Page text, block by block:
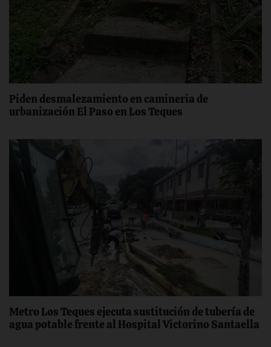
‎Piden desmalezamiento ‎en camineria de
urbanización El Paso en Los Teques
Metro Los Teques ejecuta sustitución de tubería de
agua potable frente al Hospital Victorino Santaella